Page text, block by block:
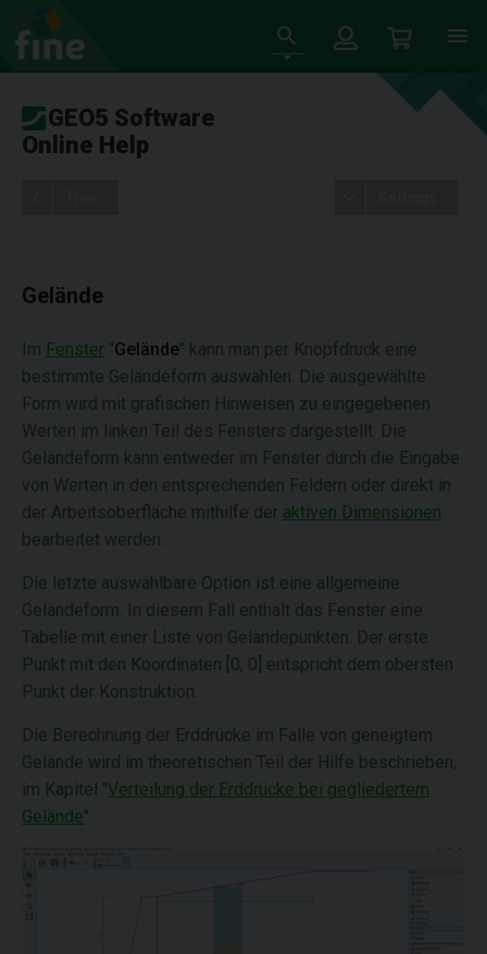
GEO5 Software
Online Help
Gelände
Im Fenster "Gelände" kann man per Knopfdruck eine
bestimmte Geländeform auswählen. Die ausgewählte
Form wird mit grafischen Hinweisen zu eingegebenen
Werten im linken Teil des Fensters dargestellt. Die
Geländeform kann entweder im Fenster durch die Eingabe
von Werten in den entsprechenden Feldern oder direkt in
der Arbeitsoberfläche mithilfe der aktiven Dimensionen
bearbeitet werden.
Die letzte auswählbare Option ist eine allgemeine
Geländeform. In diesem Fall enthält das Fenster eine
Tabelle mit einer Liste von Geländepunkten. Der erste
Punkt mit den Koordinaten [0; 0] entspricht dem obersten
Punkt der Konstruktion.
Die Berechnung der Erddrücke im Falle von geneigtem
Gelände wird im theoretischen Teil der Hilfe beschrieben,
im Kapitel "Verteilung der Erddrücke bei gegliedertem
Gelände".